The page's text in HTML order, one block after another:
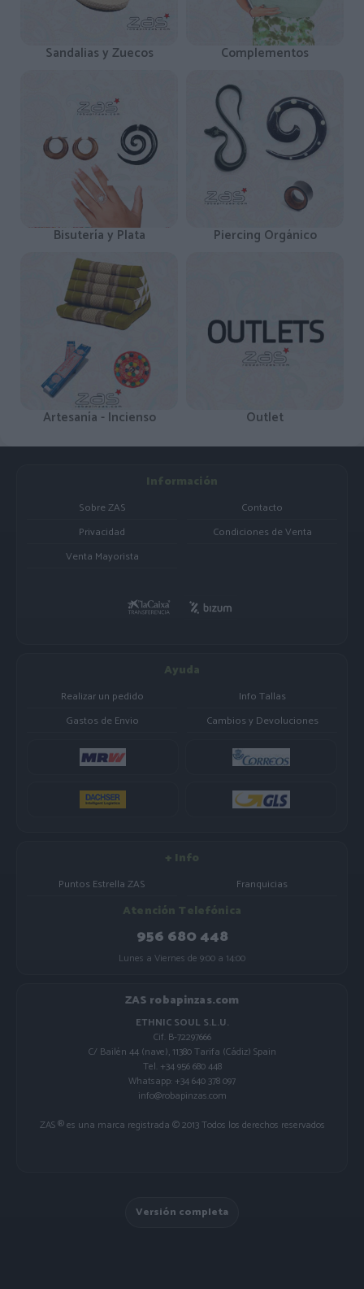
Sandalias y Zuecos Complementos
Bisutería y Plata Piercing Orgánico
Artesanía - Incienso Outlet
Información
Sobre ZAS
Contacto
Privacidad
Condiciones de Venta
Venta Mayorista
Ayuda
Realizar un pedido
Info Tallas
Gastos de Envio
Cambios y Devoluciones
+ Info
Puntos Estrella ZAS Franquicias
Atención Telefónica
956 680 448
Lunes a Viernes de 9:00 a 14:00
ZAS robapinzas.com
ETHNIC SOUL S.L.U.
Cif. B-72297666
C/ Bailén 44 (nave), 11380 Tarifa (Cádiz) Spain
Tel. +34 956 680 448
Whatsapp: +34 640 378 097
info@robapinzas.com
ZAS ® es una marca registrada © 2013 Todos los derechos reservados
Versión completa